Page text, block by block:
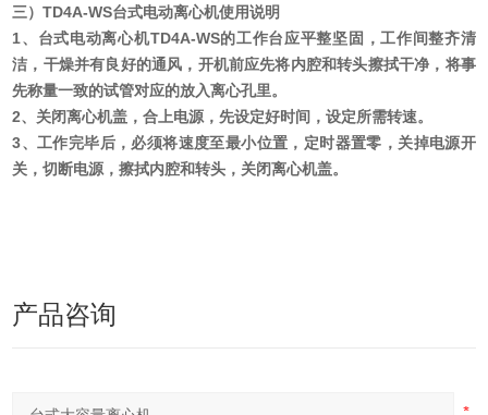
三）TD4A-WS台式电动离心机使用说明
1、台式电动离心机TD4A-WS的工作台应平整坚固，工作间整齐清
洁，干燥并有良好的通风，开机前应先将内腔和转头擦拭干净，将事
先称量一致的试管对应的放入离心孔里。
2、关闭离心机盖，合上电源，先设定好时间，设定所需转速。
3、工作完毕后，必须将速度至最小位置，定时器置零，关掉电源开
关，切断电源，擦拭内腔和转头，关闭离心机盖。
产品咨询